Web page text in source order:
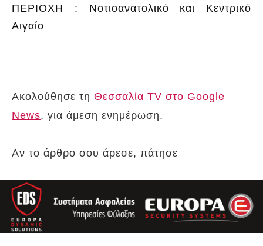
ΠΕΡΙΟΧΗ : Νοτιοανατολικό και Κεντρικό
Αιγαίο
Ακολούθησε τη Θεσσαλία TV στο Google
News, για άμεση ενημέρωση.
Αν το άρθρο σου άρεσε, πάτησε